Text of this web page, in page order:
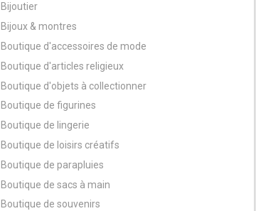
Bijoutier
Bijoux & montres
Boutique d'accessoires de mode
Boutique d'articles religieux
Boutique d'objets à collectionner
Boutique de figurines
Boutique de lingerie
Boutique de loisirs créatifs
Boutique de parapluies
Boutique de sacs à main
Boutique de souvenirs